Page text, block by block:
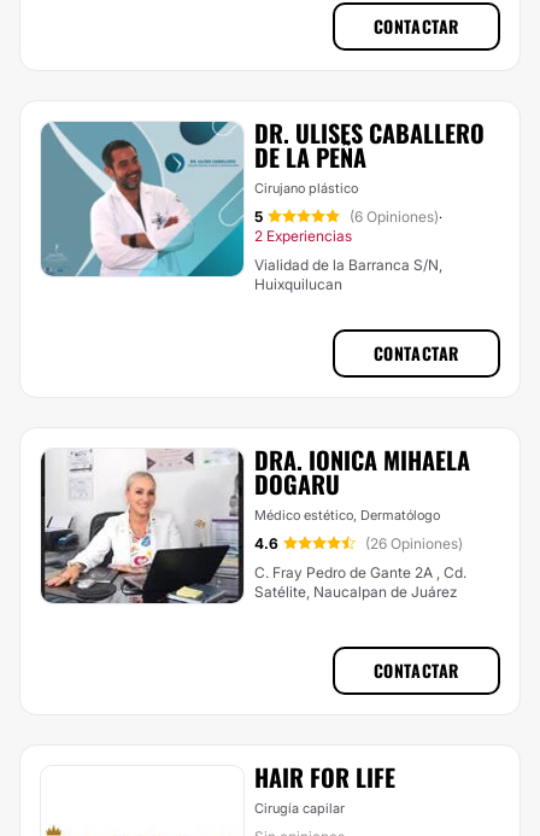
CONTACTAR
DR. ULISES CABALLERO
DE LA PEÑA
Cirujano plástico
5 (6 Opiniones)·
2 Experiencias
Vialidad de la Barranca S/N,
Huixquilucan
CONTACTAR
DRA. IONICA MIHAELA
DOGARU
Médico estético, Dermatólogo
4.6
(26 Opiniones)
C. Fray Pedro de Gante 2A , Cd.
Satélite, Naucalpan de Juárez
CONTACTAR
HAIR FOR LIFE
Cirugía capilar